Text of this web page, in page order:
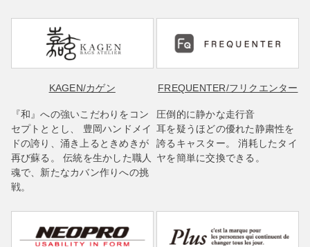
KAGEN/カゲン
『和』への強いこだわりをコン
セプトととし、 豊岡ハンドメイ
ドの誇り、涌き上るときめきが
再び蘇る。 伝統を生かした職人
魂で、新たなカバン作りへの挑
戦。
FREQUENTER/フリクエンター
圧倒的に静かな走行音
耳を疑うほどの優れた静粛性を
誇るキャスター。 消耗したタイ
ヤを簡単に交換できる。